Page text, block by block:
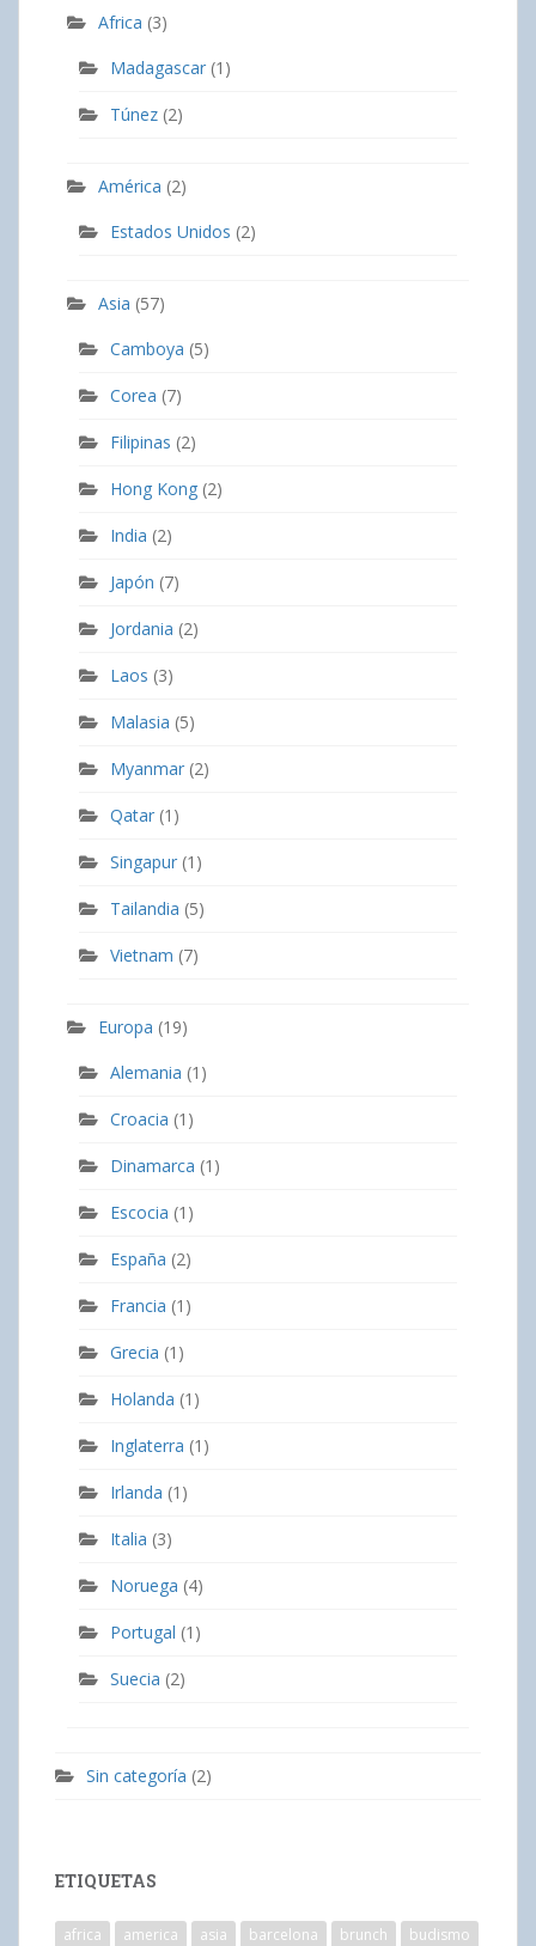
Africa (3)
Madagascar (1)
Túnez (2)
América (2)
Estados Unidos (2)
Asia (57)
Camboya (5)
Corea (7)
Filipinas (2)
Hong Kong (2)
India (2)
Japón (7)
Jordania (2)
Laos (3)
Malasia (5)
Myanmar (2)
Qatar (1)
Singapur (1)
Tailandia (5)
Vietnam (7)
Europa (19)
Alemania (1)
Croacia (1)
Dinamarca (1)
Escocia (1)
España (2)
Francia (1)
Grecia (1)
Holanda (1)
Inglaterra (1)
Irlanda (1)
Italia (3)
Noruega (4)
Portugal (1)
Suecia (2)
Sin categoría (2)
ETIQUETAS
africa america asia barcelona brunch
budismo